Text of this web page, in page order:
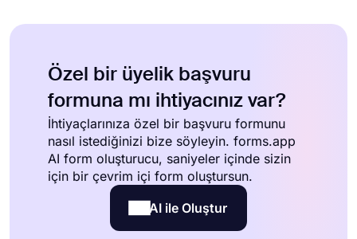
Özel bir üyelik başvuru
formuna mı ihtiyacınız var?
İhtiyaçlarınıza özel bir başvuru formunu
nasıl istediğinizi bize söyleyin. forms.app
AI form oluşturucu, saniyeler içinde sizin
için bir çevrim içi form oluştursun.
AI ile Oluştur